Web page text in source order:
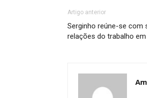
Artigo anterior
Serginho reúne-se com
relações do trabalho